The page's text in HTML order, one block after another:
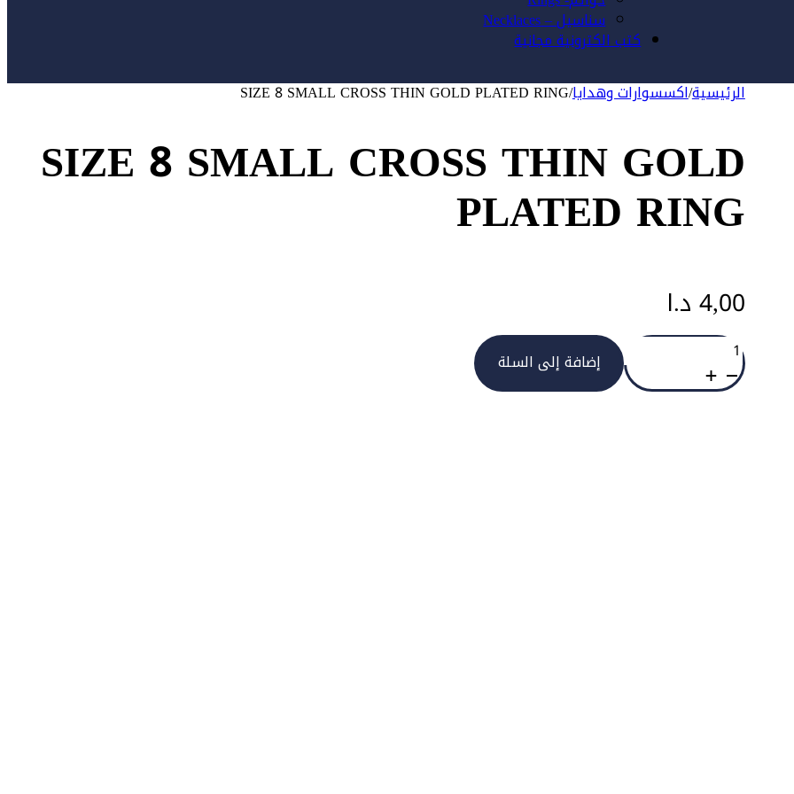
سناسيل – Necklaces
كتب الكترونية مجانية
الرئيسية/اكسسوارات وهدايا/
SIZE 8 SMALL CROSS THIN GOLD PLATED RING
SIZE 8 SMALL CROSS THIN GOLD
PLATED RING
4,00 د.ا
كمية
SIZE
8
SMALL
CROSS
إضافة إلى السلة